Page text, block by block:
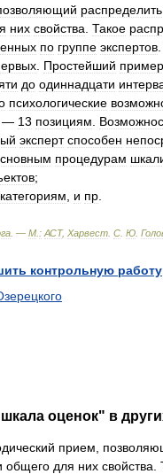
распределить
них свойства Такое
по группе экспертов
Простейший пример
до одиннадцати
психологические
— 13 позициям
эксперт способен
процедурам
;
категориям и пр
. — М : АСТ, Харвест С Ю
контрольную работу
оценок" в
прием,
для них